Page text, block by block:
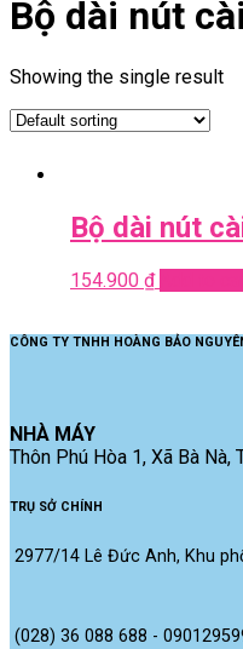
Bộ dài nút
Showing the single result
Bộ dài nút
154.900 ₫
CÔNG TY TNHH HOÀNG BẢO
NHÀ MÁY
Thôn Phú Hòa 1, Xã Bà Nà,
TRỤ SỞ CHÍNH
2977/14 Lê Đức Anh, Khu
(028) 36 088 688 -